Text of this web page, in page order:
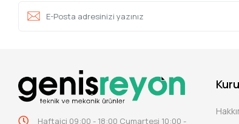
Haftaiçi 09:00 - 18:00 Cumartesi 10:00 -